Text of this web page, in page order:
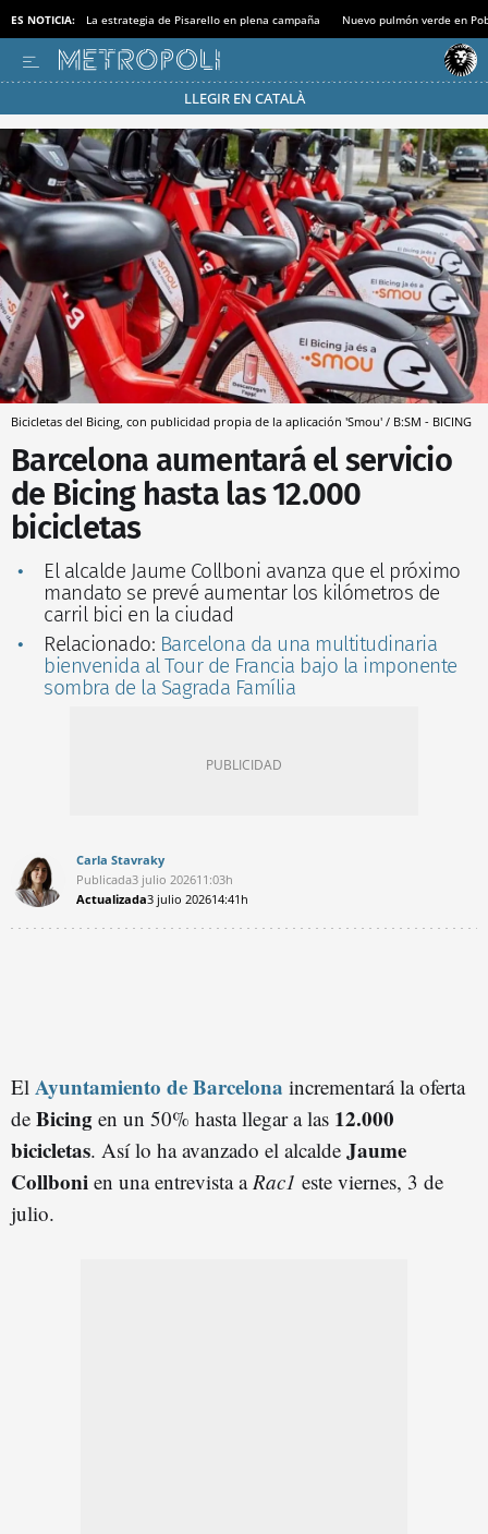
ES NOTICIA: La estrategia de Pisarello en plena campaña Nuevo pulmón verde en
LLEGIR EN CATALÀ
Pásate al MODO AHORRO
Bicicletas del Bicing, con publicidad propia de la aplicación 'Smou' / B:SM - BICING
Barcelona aumentará el servicio
de Bicing hasta las 12.000
bicicletas
El alcalde Jaume Collboni avanza que el próximo
mandato se prevé aumentar los kilómetros de
carril bici en la ciudad
Relacionado: Barcelona da una multitudinaria
bienvenida al Tour de Francia bajo la imponente
sombra de la Sagrada Família
Carla Stavraky
Publicada3 julio 202611:03h
Actualizada3 julio 202614:41h
El Ayuntamiento de Barcelona incrementará la oferta
de Bicing en un 50% hasta llegar a las 12.000
bicicletas. Así lo ha avanzado el alcalde Jaume
Collboni en una entrevista a Rac1 este viernes, 3 de
julio.